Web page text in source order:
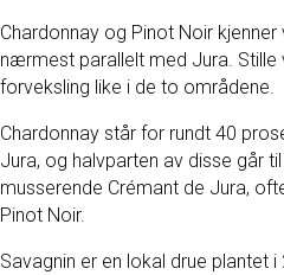
Chardonnay og Pinot Noir
nærmest parallelt med Jura. Stille
forveksling like i de to områdene.
Chardonnay står for rundt 40
Jura, og halvparten av disse går
musserende Crémant de Jura,
Pinot Noir.
Savagnin er en lokal drue plantet